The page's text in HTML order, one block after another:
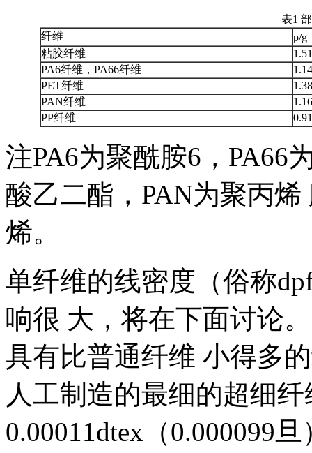
表1
纤维
p/g
粘胶纤维
1.51
PA6纤维，PA66纤维
1.14
PET纤维
1.38
PAN纤维
1.16
PP纤维
0.91
注PA6为聚酰胺6，PA66
酸乙二酯，PAN为聚丙
烯。
单纤维的线密度（俗称
响很 大，将在下面讨论
具有比普通纤维 小得多
人工制造的最细的超细纤
0.00011dtex（0.000099